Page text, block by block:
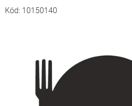
Kód: 10150140